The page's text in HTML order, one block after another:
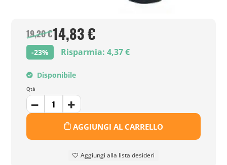
19,20 €14,83 €
-23% Risparmia: 4,37 €
Disponibile
Qtà
AGGIUNGI AL CARRELLO
Aggiungi alla lista desideri